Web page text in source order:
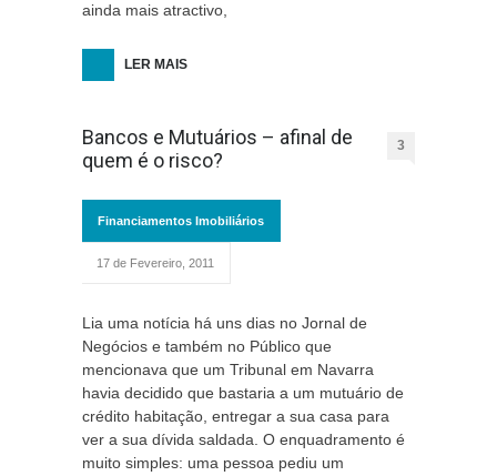
ainda mais atractivo,
LER MAIS
Bancos e Mutuários – afinal de
quem é o risco?
3
Financiamentos Imobiliários
17 de Fevereiro, 2011
Lia uma notícia há uns dias no Jornal de
Negócios e também no Público que
mencionava que um Tribunal em Navarra
havia decidido que bastaria a um mutuário de
crédito habitação, entregar a sua casa para
ver a sua dívida saldada. O enquadramento é
muito simples: uma pessoa pediu um